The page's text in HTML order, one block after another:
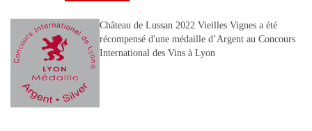
Château de Lussan 2022 Vieilles Vignes a été
récompensé d'une médaille d’Argent au Concours
International des Vins à Lyon